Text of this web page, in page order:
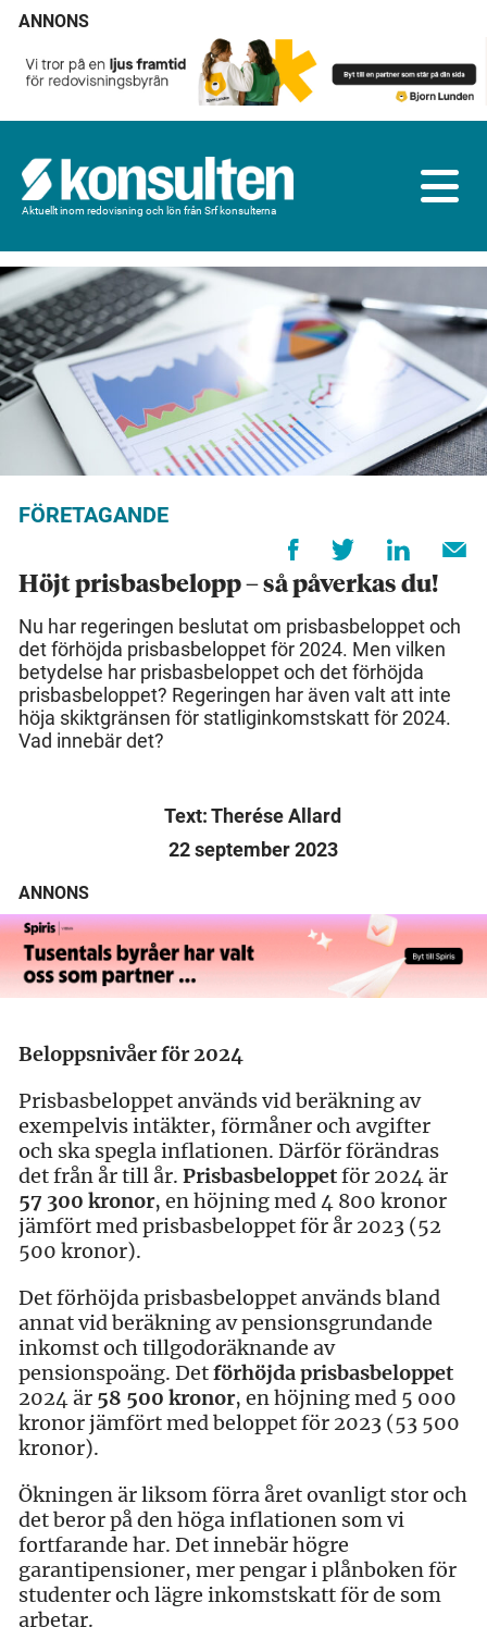
ANNONS
Aktuellt inom redovisning och lön från Srf konsulterna
FÖRETAGANDE
Höjt prisbasbelopp – så påverkas du!
Nu har regeringen beslutat om prisbasbeloppet och
det förhöjda prisbasbeloppet för 2024. Men vilken
betydelse har prisbasbeloppet och det förhöjda
prisbasbeloppet? Regeringen har även valt att inte
höja skiktgränsen för statliginkomstskatt för 2024.
Vad innebär det?
Text: Therése Allard
22 september 2023
ANNONS
Beloppsnivåer för 2024
Prisbasbeloppet används vid beräkning av
exempelvis intäkter, förmåner och avgifter
och ska spegla inflationen. Därför förändras
det från år till år. Prisbasbeloppetför 2024 är
57 300 kronor, en höjning med 4 800 kronor
jämfört med prisbasbeloppet för år 2023 (52
500 kronor).
Det förhöjda prisbasbeloppet används bland
annat vid beräkning av pensionsgrundande
inkomst och tillgodoräknande av
pensionspoäng. Detförhöjda prisbasbeloppet
2024 är 58 500 kronor, en höjning med 5 000
kronor jämfört med beloppet för 2023 (53 500
kronor).
Ökningen är liksom förra året ovanligt stor och
det beror på den höga inflationen som vi
fortfarande har. Det innebär högre
garantipensioner, mer pengar i plånboken för
studenter och lägre inkomstskatt för de som
arbetar.